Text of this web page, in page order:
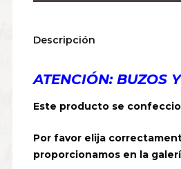
Start
Descripción
ATENCIÓN: BUZOS
Este producto se
Por favor elija
proporcionamos en la